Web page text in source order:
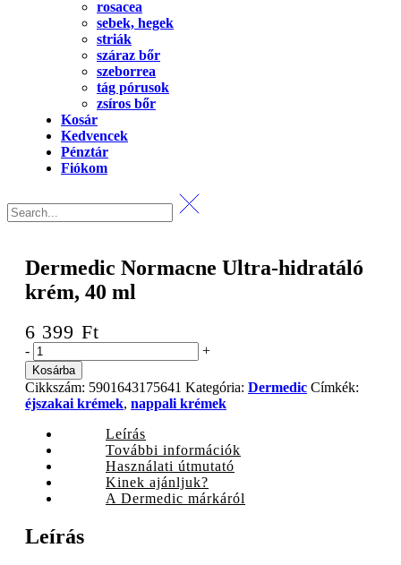
rosacea
sebek, hegek
striák
száraz bőr
szeborrea
tág pórusok
zsíros bőr
Kosár
Kedvencek
Pénztár
Fiókom
Dermedic Normacne Ultra-hidratáló
krém, 40 ml
6 399 Ft
Dermedic
Normacne
Ultra-
hidratáló
krém,
quantity
- +
Kosárba
Cikkszám: 5901643175641 Kategória: Dermedic Címkék:
éjszakai krémek, nappali krémek
Leírás
További információk
Használati útmutató
Kinek ajánljuk?
A Dermedic márkáról
Leírás